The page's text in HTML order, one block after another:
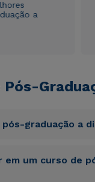
a
graduação a
ab illo inventore
em um curso de